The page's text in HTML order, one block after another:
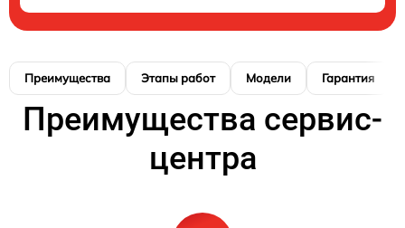
Преимущества Этапы работ Модели Гарантия
Преимущества сервис-
центра